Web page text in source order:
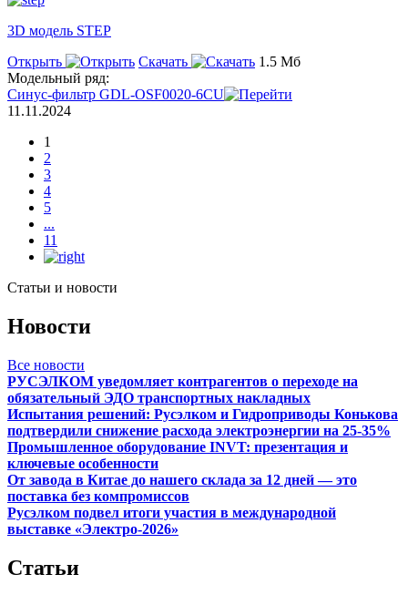
3D модель STEP
Открыть
Скачать
1.5 Мб
Модельный ряд:
Синус-фильтр GDL-OSF0020-6CU
11.11.2024
1
2
3
4
5
...
11
Статьи и новости
Новости
Все новости
РУСЭЛКОМ уведомляет контрагентов о переходе на
обязательный ЭДО транспортных накладных
Испытания решений: Русэлком и Гидроприводы Конькова
подтвердили снижение расхода электроэнергии на 25-35%
Промышленное оборудование INVT: презентация и
ключевые особенности
От завода в Китае до нашего склада за 12 дней — это
поставка без компромиссов
Русэлком подвел итоги участия в международной
выставке «Электро-2026»
Статьи